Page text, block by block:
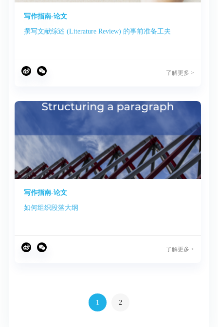
写作指南-论文
撰写文献综述 (Literature Review) 的事前准备工夫
了解更多 >
写作指南-论文
如何组织段落大纲
了解更多 >
1 2